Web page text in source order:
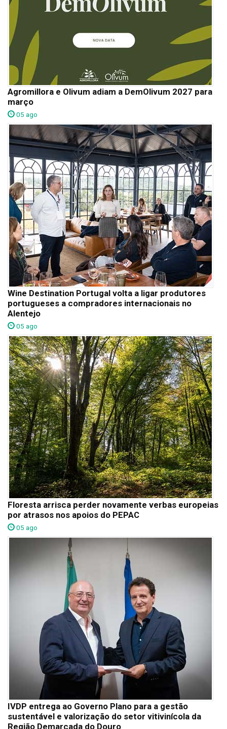
Agromillora e Olivum adiam a DemOlivum 2027 para
março
05 ago
Wine Destination Portugal volta a ligar produtores
portugueses a compradores internacionais no
Alentejo
05 ago
Floresta arrisca perder novamente verbas europeias
por atrasos nos apoios do PEPAC
05 ago
IVDP entrega ao Governo Plano para a gestão
sustentável e valorização do setor vitivinícola da
Região Demarcada do Douro